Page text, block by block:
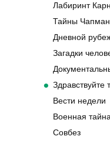
Лабиринт
Тайны Чапман
Дневной
Загадки
Здравствуйте
Вести недели
Военная
Совбез